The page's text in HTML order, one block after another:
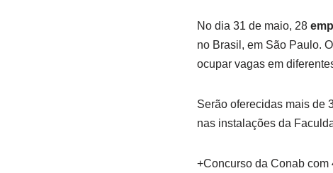
No dia 31 de maio, 28
no Brasil, em São Paulo.
ocupar vagas em
Serão oferecidas mais de
nas instalações da
+Concurso da Conab